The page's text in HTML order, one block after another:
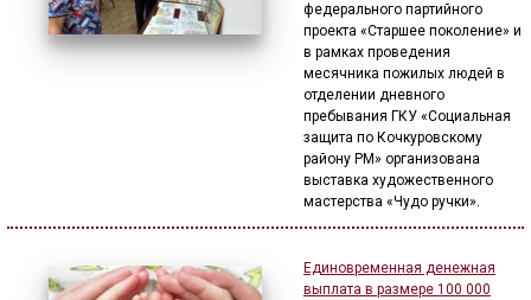
федерального партийного
проекта «Cтаршее поколение» и
в рамках проведения
месячника пожилых людей в
отделении дневного
пребывания ГКУ «Социальная
защита по Кочкуровскому
району РМ» организована
выставка художественного
мастерства «Чудо ручки».
Единовременная денежная
выплата в размере 100 000